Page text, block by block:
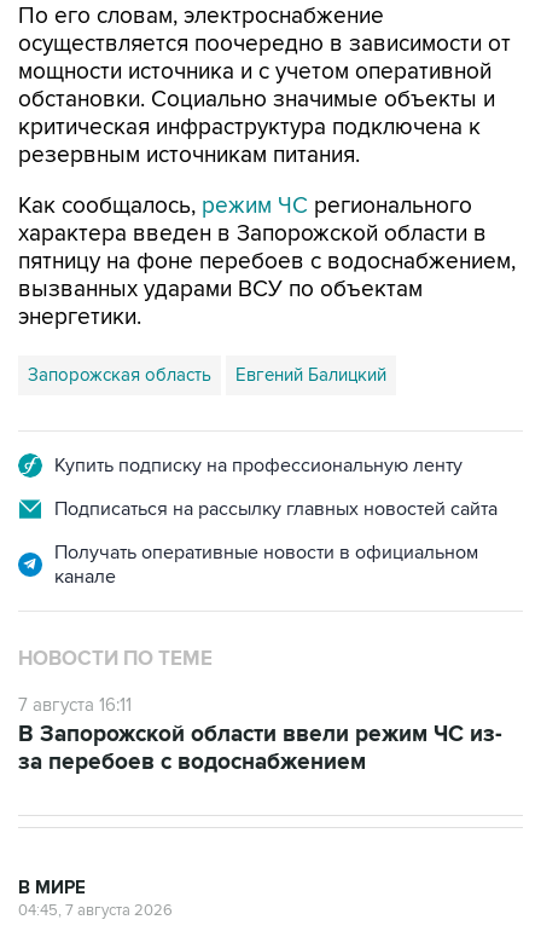
По его словам, электроснабжение
осуществляется поочередно в зависимости от
мощности источника и с учетом оперативной
обстановки. Социально значимые объекты и
критическая инфраструктура подключена к
резервным источникам питания.
Как сообщалось, режим ЧС регионального
характера введен в Запорожской области в
пятницу на фоне перебоев с водоснабжением,
вызванных ударами ВСУ по объектам
энергетики.
Запорожская область Евгений Балицкий
Купить подписку на профессиональную ленту
Подписаться на рассылку главных новостей сайта
Получать оперативные новости в официальном
канале
НОВОСТИ ПО ТЕМЕ
7 августа 16:11
В Запорожской области ввели режим ЧС из-
за перебоев с водоснабжением
В МИРЕ
04:45, 7 августа 2026